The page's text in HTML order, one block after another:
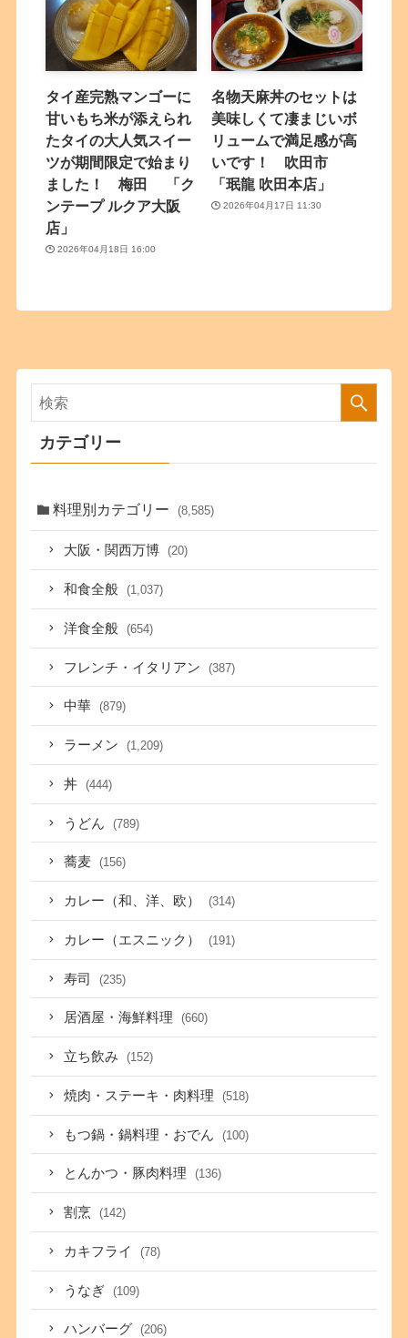
タイ産完熟マンゴーに
甘いもち米が添えられ
たタイの大人気スイー
ツが期間限定で始まり
ました！ 梅田 「ク
ンテープ ルクア大阪
店」
2026年04月18日 16:00
名物天麻丼のセットは
美味しくて凄まじいボ
リュームで満足感が高
いです！ 吹田市
「珉龍 吹田本店」
2026年04月17日 11:30
カテゴリー
料理別カテゴリー (8,585)
大阪・関西万博 (20)
和食全般 (1,037)
洋食全般 (654)
フレンチ・イタリアン (387)
中華 (879)
ラーメン (1,209)
丼 (444)
うどん (789)
蕎麦 (156)
カレー（和、洋、欧） (314)
カレー（エスニック） (191)
寿司 (235)
居酒屋・海鮮料理 (660)
立ち飲み (152)
焼肉・ステーキ・肉料理 (518)
もつ鍋・鍋料理・おでん (100)
とんかつ・豚肉料理 (136)
割烹 (142)
カキフライ (78)
うなぎ (109)
ハンバーグ (206)